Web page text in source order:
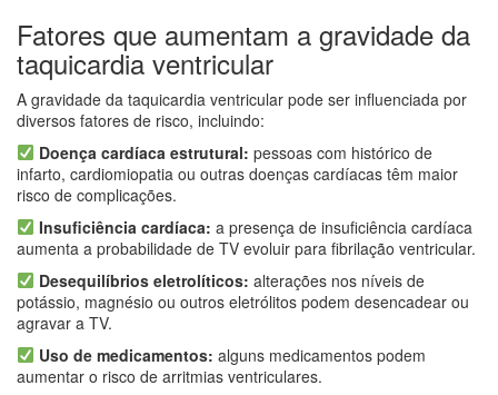
Fatores que aumentam a gravidade da
taquicardia ventricular
A gravidade da taquicardia ventricular pode ser influenciada por
diversos fatores de risco, incluindo:
Doença cardíaca estrutural: pessoas com histórico de
infarto, cardiomiopatia ou outras doenças cardíacas têm maior
risco de complicações.
Insuficiência cardíaca: a presença de insuficiência cardíaca
aumenta a probabilidade de TV evoluir para fibrilação ventricular.
Desequilíbrios eletrolíticos: alterações nos níveis de
potássio, magnésio ou outros eletrólitos podem desencadear ou
agravar a TV.
Uso de medicamentos: alguns medicamentos podem
aumentar o risco de arritmias ventriculares.